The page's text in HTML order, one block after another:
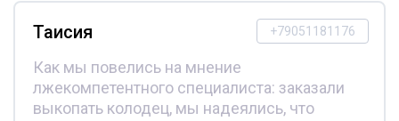
+79051181176
Таисия
Как мы повелись на мнение
лжекомпетентного специалиста: заказали
выкопать колодец, мы надеялись, что